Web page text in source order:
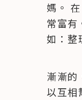
媽。
常富有
如：整
漸漸的
以互相